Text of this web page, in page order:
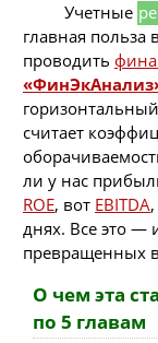
Учетные
главная
проводить
считает
ли у нас
ROE, вот EBITDA
днях. Все это —
превращенных
О чем эта
по 5 главам